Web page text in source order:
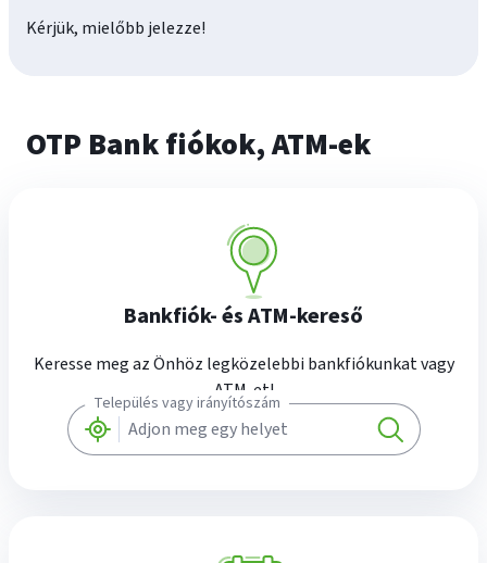
Kérjük, mielőbb jelezze!
OTP Bank fiókok, ATM-ek
Bankfiók- és ATM-kereső
Keresse meg az Önhöz legközelebbi bankfiókunkat vagy
ATM-et!